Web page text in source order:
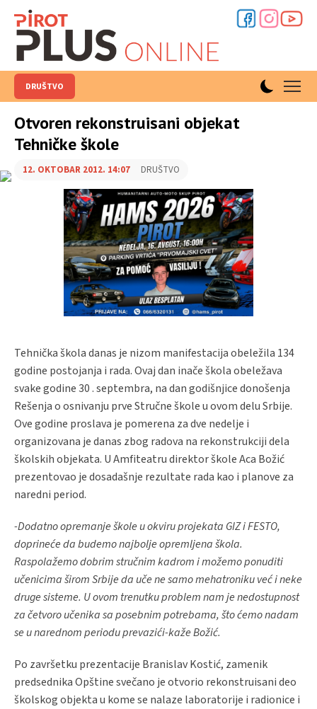
DRUŠTVO
Otvoren rekonstruisani objekat
Tehničke škole
12. OKTOBAR 2012. 14:07 DRUŠTVO
Tehnička škola danas je nizom manifestacija obeležila 134
godine postojanja i rada. Ovaj dan inače škola obeležava
svake godine 30 . septembra, na dan godišnjice donošenja
Rešenja o osnivanju prve Stručne škole u ovom delu Srbije.
Ove godine proslava je pomerena za dve nedelje i
organizovana je danas zbog radova na rekonstrukciji dela
školskih objekata. U Amfiteatru direktor škole Aca Božić
prezentovao je dosadašnje rezultate rada kao i planove za
naredni period.
-Dodatno opremanje škole u okviru projekata GIZ i FESTO,
doprineće da budemo najbolje opremljena škola.
Raspolažemo dobrim stručnim kadrom i možemo ponuditi
učenicima širom Srbije da uče ne samo mehatroniku već i neke
druge sisteme. U ovom trenutku problem nam je nedostupnost
za četvoro učenika sa posebnim potrebama, što ćemo nadam
se u narednom periodu prevazići-kaže Božić.
Po završetku prezentacije Branislav Kostić, zamenik
predsednika Opštine svečano je otvorio rekonstruisani deo
školskog objekta u kome se nalaze laboratorije i radionice i